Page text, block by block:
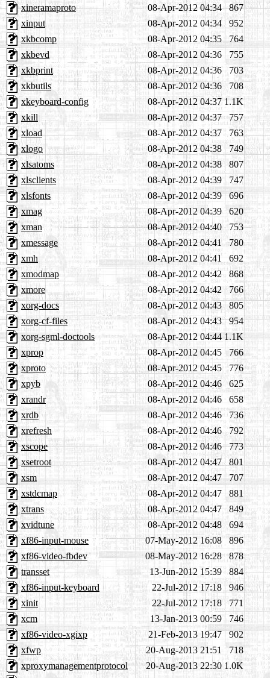
xineramaproto
08-Apr-2012 04:34
867
xinput
08-Apr-2012 04:34
952
xkbcomp
08-Apr-2012 04:35
764
xkbevd
08-Apr-2012 04:36
755
xkbprint
08-Apr-2012 04:36
703
xkbutils
08-Apr-2012 04:36
708
xkeyboard-config
08-Apr-2012 04:37 1.1K
xkill
08-Apr-2012 04:37
757
xload
08-Apr-2012 04:37
763
xlogo
08-Apr-2012 04:38
749
xlsatoms
08-Apr-2012 04:38
807
xlsclients
08-Apr-2012 04:39
747
xlsfonts
08-Apr-2012 04:39
696
xmag
08-Apr-2012 04:39
620
xman
08-Apr-2012 04:40
753
xmessage
08-Apr-2012 04:41
780
xmh
08-Apr-2012 04:41
692
xmodmap
08-Apr-2012 04:42
868
xmore
08-Apr-2012 04:42
766
xorg-docs
08-Apr-2012 04:43
805
xorg-cf-files
08-Apr-2012 04:43
954
xorg-sgml-doctools
08-Apr-2012 04:44 1.1K
xprop
08-Apr-2012 04:45
766
xproto
08-Apr-2012 04:45
776
xpyb
08-Apr-2012 04:46
625
xrandr
08-Apr-2012 04:46
658
xrdb
08-Apr-2012 04:46
736
xrefresh
08-Apr-2012 04:46
792
xscope
08-Apr-2012 04:46
773
xsetroot
08-Apr-2012 04:47
801
xsm
08-Apr-2012 04:47
707
xstdcmap
08-Apr-2012 04:47
881
xtrans
08-Apr-2012 04:47
849
xvidtune
08-Apr-2012 04:48
694
xf86-input-mouse
07-May-2012 16:08
896
xf86-video-fbdev
08-May-2012 16:28
878
transset
13-Jun-2012 15:39
884
xf86-input-keyboard
22-Jul-2012 17:18
946
xinit
22-Jul-2012 17:18
771
xcm
13-Jan-2013 00:59
746
xf86-video-xgixp
21-Feb-2013 19:47
902
xfwp
20-Aug-2013 21:51
718
xproxymanagementprotocol
20-Aug-2013 22:30 1.0K